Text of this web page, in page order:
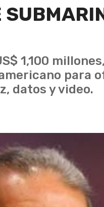
1,100
para
datos y video.